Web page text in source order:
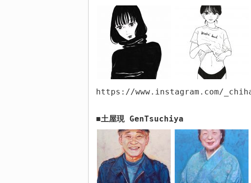
https://www.instagram.com/
■土屋現 GenTsuchiya